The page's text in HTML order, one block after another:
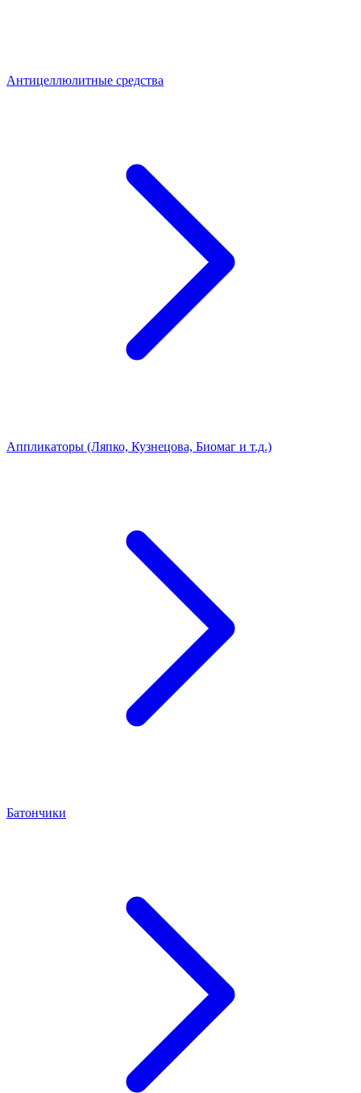
Антицеллюлитные средства
Аппликаторы (Ляпко, Кузнецова, Биомаг и т.д.)
Батончики